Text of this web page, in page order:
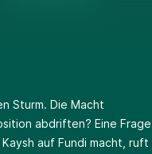
Sturm. Die Macht
abdriften? Eine Frage
auf Fundi macht, ruft